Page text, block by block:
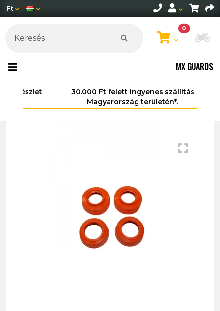
Ft
0
MX GUARDS
30.000 Ft felett ingyenes szállítás
Magyarország területén*.